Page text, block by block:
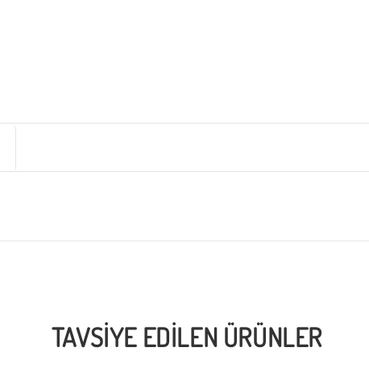
TAVSIYE EDILEN ÜRÜNLER